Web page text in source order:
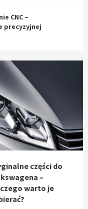
CNC –
precyzyjnej
pracę
– jak
cyfrowe
warto odkrywać
części do
–
warto je